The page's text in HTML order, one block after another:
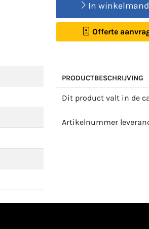
In winkelmand
Offerte
PRODUCTBESCHRIJVING
Dit product valt in de
Artikelnummer